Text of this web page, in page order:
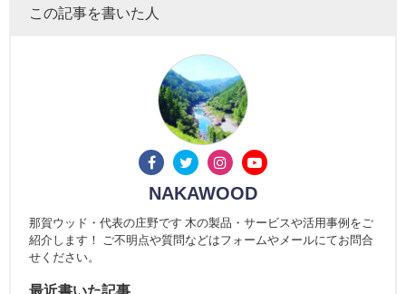
この記事を書いた人
NAKAWOOD
那賀ウッド・代表の庄野です 木の製品・サービスや活用事例をご
紹介します！ ご不明点や質問などはフォームやメールにてお問合
せください。
最近書いた記事